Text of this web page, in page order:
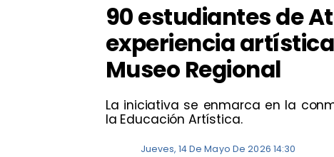
​90 estudiantes de
experiencia
Museo Regional
La iniciativa se enmarca en la
la Educación Artística.
Jueves, 14 De Mayo De 2026 14:30